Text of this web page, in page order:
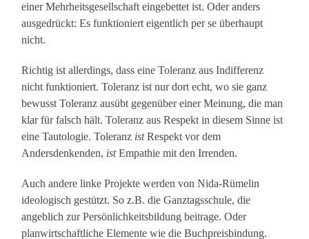
einer Mehrheitsgesellschaft eingebettet ist. Oder anders
ausgedrückt: Es funktioniert eigentlich per se überhaupt
nicht.
Richtig ist allerdings, dass eine Toleranz aus Indifferenz
nicht funktioniert. Toleranz ist nur dort echt, wo sie ganz
bewusst Toleranz ausübt gegenüber einer Meinung, die man
klar für falsch hält. Toleranz aus Respekt in diesem Sinne ist
eine Tautologie. Toleranz istRespekt vor dem
Andersdenkenden, istEmpathie mit den Irrenden.
Auch andere linke Projekte werden von Nida-Rümelin
ideologisch gestützt. So z.B. die Ganztagsschule, die
angeblich zur Persönlichkeitsbildung beitrage. Oder
planwirtschaftliche Elemente wie die Buchpreisbindung.